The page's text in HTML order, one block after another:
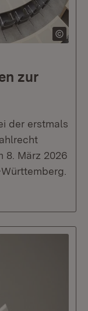
zur
der erstmals
8. März 2026